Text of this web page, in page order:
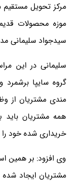
مرکز تحویل
موزه محصولات
سیدجواد سلیمانی
سلیمانی در این
گروه سایپا
مندی مشتریان از
همه مشتریان باید
خریداری شده خود را
وی افزود: بر همین
مشتریان ایجاد